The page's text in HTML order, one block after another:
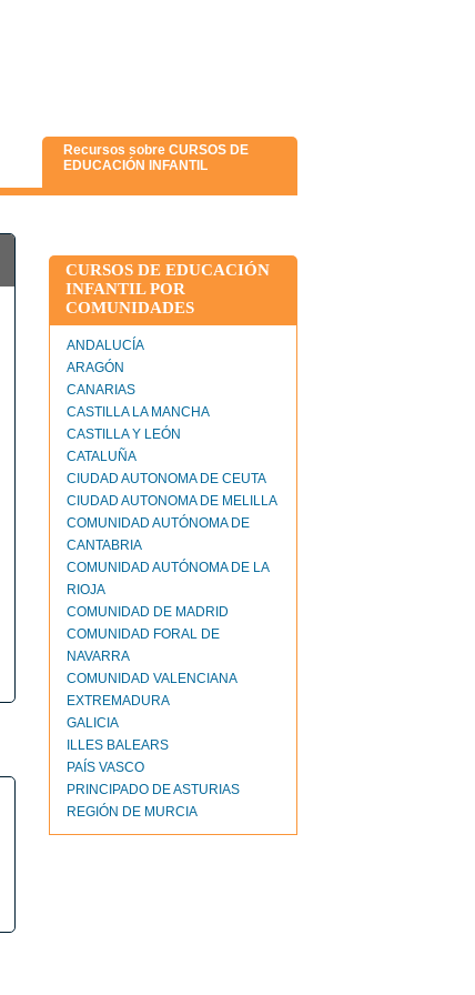
Recursos sobre CURSOS DE
EDUCACIÓN INFANTIL
CURSOS DE EDUCACIÓN
INFANTIL POR
COMUNIDADES
ANDALUCÍA
ARAGÓN
CANARIAS
CASTILLA LA MANCHA
CASTILLA Y LEÓN
CATALUÑA
CIUDAD AUTONOMA DE CEUTA
CIUDAD AUTONOMA DE MELILLA
COMUNIDAD AUTÓNOMA DE
CANTABRIA
COMUNIDAD AUTÓNOMA DE LA
RIOJA
COMUNIDAD DE MADRID
COMUNIDAD FORAL DE
NAVARRA
COMUNIDAD VALENCIANA
EXTREMADURA
GALICIA
ILLES BALEARS
PAÍS VASCO
PRINCIPADO DE ASTURIAS
REGIÓN DE MURCIA